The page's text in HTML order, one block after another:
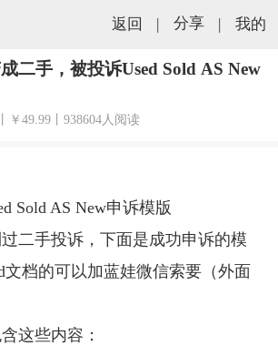
返回 | 分享 | 我的
二手，被投诉Used Sold AS New
￥49.99丨938604人阅读
Sold AS New申诉模版
二手投诉，下面是成功申诉的模
文档的可以加蓝娃微信索要（外面
这些内容：